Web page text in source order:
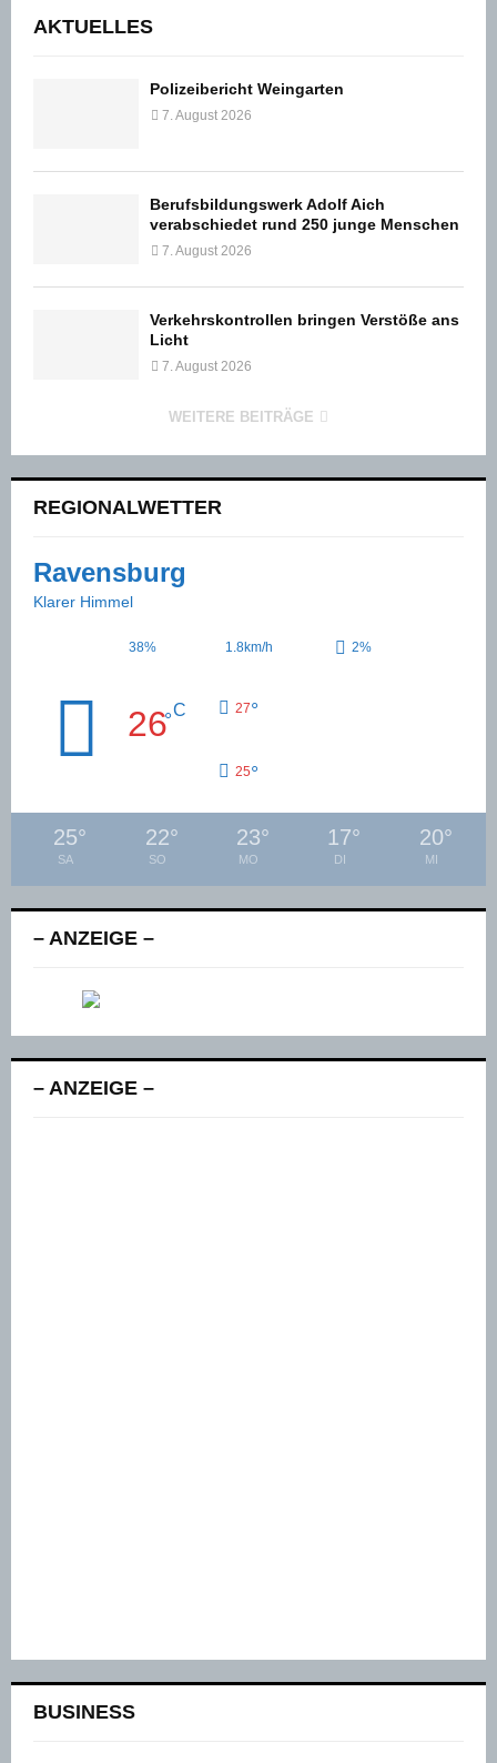
AKTUELLES
Polizeibericht Weingarten
7. August 2026
Berufsbildungswerk Adolf Aich
verabschiedet rund 250 junge Menschen
7. August 2026
Verkehrskontrollen bringen Verstöße ans
Licht
7. August 2026
WEITERE BEITRÄGE
REGIONALWETTER
Ravensburg
Klarer Himmel
38% 1.8km/h 2%
26°C 27°
25°
25°
SA
22°
SO
23°
MO
17°
DI
20°
MI
– ANZEIGE –
– ANZEIGE –
BUSINESS